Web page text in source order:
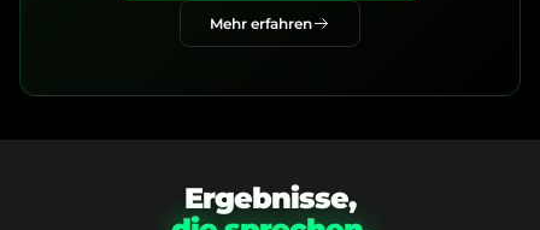
Mehr erfahren
Ergebnisse,